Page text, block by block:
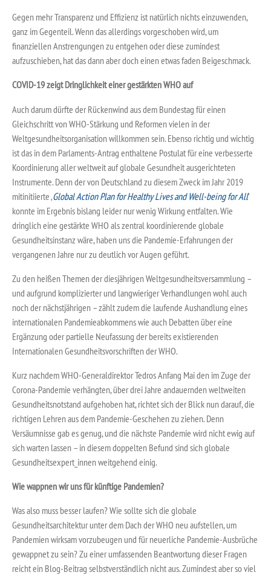
Gegen mehr Transparenz und Effizienz ist natürlich nichts einzuwenden,
ganz im Gegenteil. Wenn das allerdings vorgeschoben wird, um
finanziellen Anstrengungen zu entgehen oder diese zumindest
aufzuschieben, hat das dann aber doch einen etwas faden Beigeschmack.
COVID-19 zeigt Dringlichkeit einer gestärkten WHO auf
Auch darum dürfte der Rückenwind aus dem Bundestag für einen
Gleichschritt von WHO-Stärkung und Reformen vielen in der
Weltgesundheitsorganisation willkommen sein. Ebenso richtig und wichtig
ist das in dem Parlaments-Antrag enthaltene Postulat für eine verbesserte
Koordinierung aller weltweit auf globale Gesundheit ausgerichteten
Instrumente. Denn der von Deutschland zu diesem Zweck im Jahr 2019
mitinitiierte ‚Global Action Plan for Healthy Lives and Well-being for All‘
konnte im Ergebnis bislang leider nur wenig Wirkung entfalten. Wie
dringlich eine gestärkte WHO als zentral koordinierende globale
Gesundheitsinstanz wäre, haben uns die Pandemie-Erfahrungen der
vergangenen Jahre nur zu deutlich vor Augen geführt.
Zu den heißen Themen der diesjährigen Weltgesundheitsversammlung –
und aufgrund komplizierter und langwieriger Verhandlungen wohl auch
noch der nächstjährigen – zählt zudem die laufende Aushandlung eines
internationalen Pandemieabkommens wie auch Debatten über eine
Ergänzung oder partielle Neufassung der bereits existierenden
Internationalen Gesundheitsvorschriften der WHO.
Kurz nachdem WHO-Generaldirektor Tedros Anfang Mai den im Zuge der
Corona-Pandemie verhängten, über drei Jahre andauernden weltweiten
Gesundheitsnotstand aufgehoben hat, richtet sich der Blick nun darauf, die
richtigen Lehren aus dem Pandemie-Geschehen zu ziehen. Denn
Versäumnisse gab es genug, und die nächste Pandemie wird nicht ewig auf
sich warten lassen – in diesem doppelten Befund sind sich globale
Gesundheitsexpert_innen weitgehend einig.
Wie wappnen wir uns für künftige Pandemien?
Was also muss besser laufen? Wie sollte sich die globale
Gesundheitsarchitektur unter dem Dach der WHO neu aufstellen, um
Pandemien wirksam vorzubeugen und für neuerliche Pandemie-Ausbrüche
gewappnet zu sein? Zu einer umfassenden Beantwortung dieser Fragen
reicht ein Blog-Beitrag selbstverständlich nicht aus. Zumindest aber so viel